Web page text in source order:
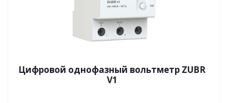
Цифровой однофазный вольтметр ZUBR
V1